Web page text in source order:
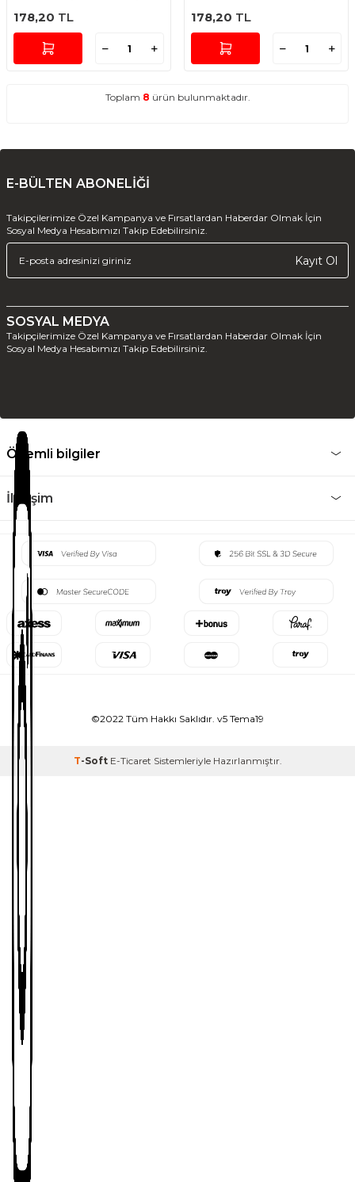
RENK
178,20 TL
RENK
178,20 TL
Toplam 8 ürün bulunmaktadır.
E-BÜLTEN ABONELİĞİ
Takipçilerimize Özel Kampanya ve Fırsatlardan Haberdar Olmak İçin
Sosyal Medya Hesabımızı Takip Edebilirsiniz.
Kayıt Ol
SOSYAL MEDYA
Takipçilerimize Özel Kampanya ve Fırsatlardan Haberdar Olmak İçin
Sosyal Medya Hesabımızı Takip Edebilirsiniz.
Önemli bilgiler
İletişim
©2022 Tüm Hakkı Saklıdır. v5 Tema19
T-Soft E-Ticaret Sistemleriyle Hazırlanmıştır.